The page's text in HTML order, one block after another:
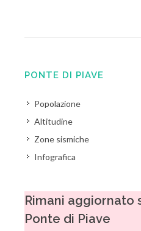
PONTE DI PIAVE
Popolazione
Altitudine
Zone sismiche
Infografica
Rimani aggiornato
Ponte di Piave